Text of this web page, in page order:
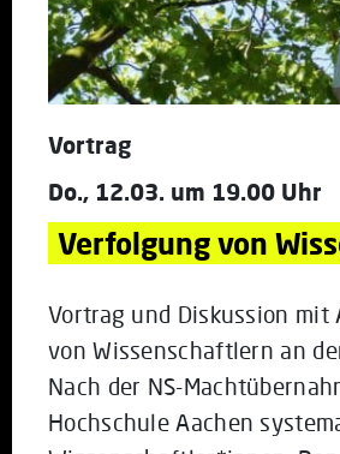
Vortrag
Do., 12.03. um 19.00 Uhr
Verfolgung von
Vortrag und Diskussion
von Wissenschaftlern an
Nach der NS-
Hochschule Aachen